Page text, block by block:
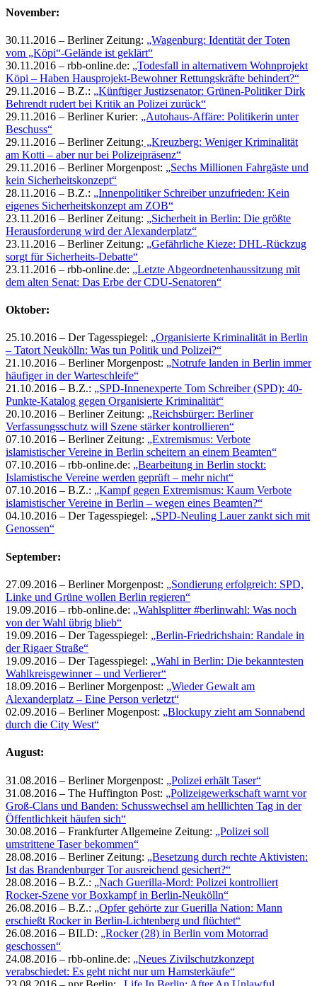
November:
30.11.2016 – Berliner Zeitung: „Wagenburg: Identität der Toten
vom „Köpi“-Gelände ist geklärt“
30.11.2016 – rbb-online.de: „Todesfall in alternativem Wohnprojekt
Köpi – Haben Hausprojekt-Bewohner Rettungskräfte behindert?“
29.11.2016 – B.Z.: „Künftiger Justizsenator: Grünen-Politiker Dirk
Behrendt rudert bei Kritik an Polizei zurück“
29.11.2016 – Berliner Kurier: „Autohaus-Affäre: Politikerin unter
Beschuss“
29.11.2016 – Berliner Zeitung: „Kreuzberg: Weniger Kriminalität
am Kotti – aber nur bei Polizeipräsenz“
29.11.2016 – Berliner Morgenpost: „Sechs Millionen Fahrgäste und
kein Sicherheitskonzept“
28.11.2016 – B.Z.: „Innenpolitiker Schreiber unzufrieden: Kein
eigenes Sicherheitskonzept am ZOB“
23.11.2016 – Berliner Zeitung: „Sicherheit in Berlin: Die größte
Herausforderung wird der Alexanderplatz“
23.11.2016 – Berliner Zeitung: „Gefährliche Kieze: DHL-Rückzug
sorgt für Sicherheits-Debatte“
23.11.2016 – rbb-online.de: „Letzte Abgeordnetenhaussitzung mit
dem alten Senat: Das Erbe der CDU-Senatoren“
Oktober:
25.10.2016 – Der Tagesspiegel: „Organisierte Kriminalität in Berlin
– Tatort Neukölln: Was tun Politik und Polizei?“
21.10.2016 – Berliner Morgenpost: „Notrufe landen in Berlin immer
häufiger in der Warteschleife“
21.10.2016 – B.Z.: „SPD-Innenexperte Tom Schreiber (SPD): 40-
Punkte-Katalog gegen Organisierte Kriminalität“
20.10.2016 – Berliner Zeitung: „Reichsbürger: Berliner
Verfassungsschutz will Szene stärker kontrollieren“
07.10.2016 – Berliner Zeitung: „Extremismus: Verbote
islamistischer Vereine in Berlin scheitern an einem Beamten“
07.10.2016 – rbb-online.de: „Bearbeitung in Berlin stockt:
Islamistische Vereine werden geprüft – mehr nicht“
07.10.2016 – B.Z.: „Kampf gegen Extremismus: Kaum Verbote
islamistischer Vereine in Berlin – wegen eines Beamten?“
04.10.2016 – Der Tagesspiegel: „SPD-Neuling Lauer zankt sich mit
Genossen“
September:
27.09.2016 – Berliner Morgenpost: „Sondierung erfolgreich: SPD,
Linke und Grüne wollen Berlin regieren“
19.09.2016 – rbb-online.de: „Wahlsplitter #berlinwahl: Was noch
von der Wahl übrig blieb“
19.09.2016 – Der Tagesspiegel: „Berlin-Friedrichshain: Randale in
der Rigaer Straße“
19.09.2016 – Der Tagesspiegel: „Wahl in Berlin: Die bekanntesten
Wahlkreisgewinner – und Verlierer“
18.09.2016 – Berliner Morgenpost: „Wieder Gewalt am
Alexanderplatz – Eine Person verletzt“
02.09.2016 – Berliner Mogenpost: „Blockupy zieht am Sonnabend
durch die City West“
August:
31.08.2016 – Berliner Morgenpost: „Polizei erhält Taser“
31.08.2016 – The Huffington Post: „Polizeigewerkschaft warnt vor
Groß-Clans und Banden: Schusswechsel am helllichten Tag in der
Öffentlichkeit häufen sich“
30.08.2016 – Frankfurter Allgemeine Zeitung: „Polizei soll
umstrittene Taser bekommen“
28.08.2016 – Berliner Zeitung: „Besetzung durch rechte Aktivisten:
Ist das Brandenburger Tor ausreichend gesichert?“
28.08.2016 – B.Z.: „Nach Guerilla-Mord: Polizei kontrolliert
Rocker-Szene vor Boxkampf in Berlin-Neukölln“
26.08.2016 – B.Z.: „Opfer gehörte zur Guerilla Nation: Mann
erschießt Rocker in Berlin-Lichtenberg und flüchtet“
26.08.2016 – BILD: „Rocker (28) in Berlin vom Motorrad
geschossen“
24.08.2016 – rbb-online.de: „Neues Zivilschutzkonzept
verabschiedet: Es geht nicht nur um Hamsterkäufe“